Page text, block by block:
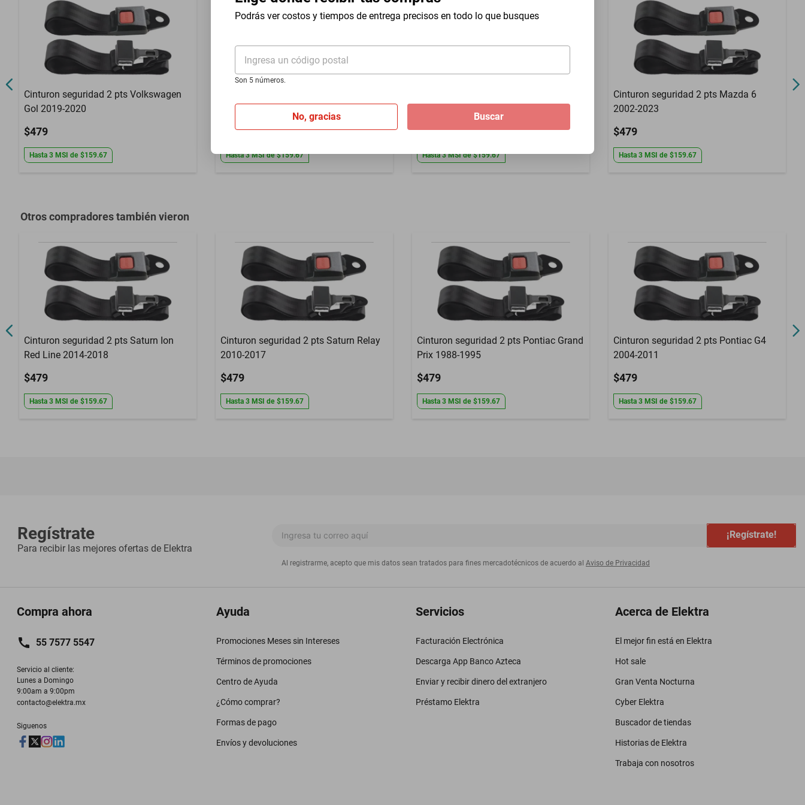
Podrás ver costos y tiempos de entrega precisos en todo lo que busques
Ingresa un código postal
Son 5 números.
No, gracias Buscar
1993 a 1997
Compatibilidad
Garantía con Proveedor 3 Meses de garantia por daño de fabrica
Cinturon seguridad 2 pts Volkswagen
Gol 2019-2020
$479
Hasta 3 MSI de $159.67
1979-1988
$479
Hasta3MSIde $159.67
$479
Hasta3MSIde $159.67
Cinturon seguridad 2 pts Mazda 6
2002-2023
$479
Hasta 3 MSI de $159.67
Otros compradores también vieron
Cinturon seguridad 2 pts Saturn Ion
Red Line 2014-2018
$479
Hasta 3 MSI de $159.67
Cinturon seguridad 2 pts Saturn Relay
2010-2017
$479
Hasta 3 MSI de $159.67
Cinturon seguridad 2 pts Pontiac Grand
Prix 1988-1995
$479
Hasta 3 MSI de $159.67
Cinturon seguridad 2 pts Pontiac G4
2004-2011
$479
Hasta 3 MSI de $159.67
Regístrate
Para recibir las mejores ofertas de Elektra
¡Regístrate!
Al registrarme, acepto que mis datos sean tratados para fines mercadotécnicos de acuerdo al Aviso de Privacidad
Compra ahora
55 7577 5547
Servicio al cliente:
Lunes a Domingo
9:00am a 9:00pm
contacto@elektra.mx
Siguenos
Ayuda
Promociones Meses sin Intereses
Términos de promociones
Centro de Ayuda
¿Cómo comprar?
Formas de pago
Envíos y devoluciones
Servicios
Facturación Electrónica
Descarga App Banco Azteca
Enviar y recibir dinero del extranjero
Préstamo Elektra
Acerca de Elektra
El mejor fin está en Elektra
Hot sale
Gran Venta Nocturna
Cyber Elektra
Buscador de tiendas
Historias de Elektra
Trabaja con nosotros